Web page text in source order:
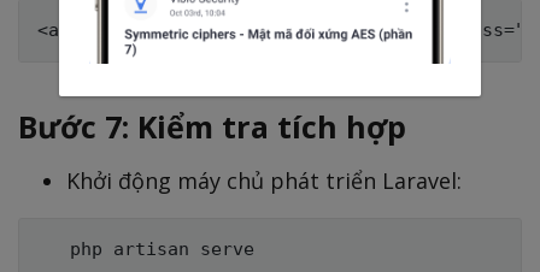
Bước 7: Kiểm tra tích hợp
Khởi động máy chủ phát triển Laravel: